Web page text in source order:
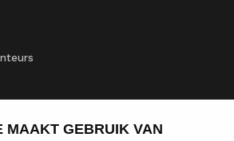
MAAKT GEBRUIK VAN